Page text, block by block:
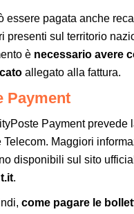
essere pagata anche
presenti sul territorio
è necessario avere
allegato alla fattura.
Payment
Payment prevede
Telecom. Maggiori
disponibili sul sito
.
come pagare le